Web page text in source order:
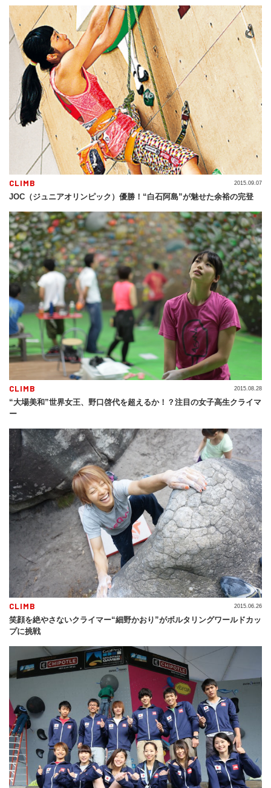
CLIMB
JOC（ジュニアオリンピック）優勝！“白石阿島”が魅せた余裕の完登
2015.09.07
CLIMB
“大場美和”世界女王、野口啓代を超えるか！？注目の女子高生クライマ
ー
2015.08.28
CLIMB
笑顔を絶やさないクライマー“細野かおり”がボルタリングワールドカッ
プに挑戦
2015.06.26